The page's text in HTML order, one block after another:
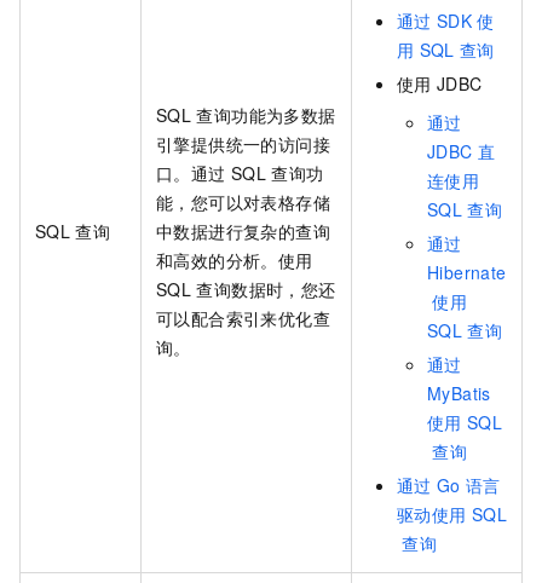
SQL 查询
SQL 查询功能为多数据
引擎提供统一的访问接
口。通过 SQL 查询功
能，您可以对表格存储
中数据进行复杂的查询
和高效的分析。使用
SQL 查询数据时，您还
可以配合索引来优化查
询。
通过 SDK 使
用 SQL 查询
使用 JDBC
通过
JDBC 直
连使用
SQL 查询
通过
Hibernate
使用
SQL 查询
通过
MyBatis
使用 SQL
查询
通过 Go 语言
驱动使用 SQL
查询